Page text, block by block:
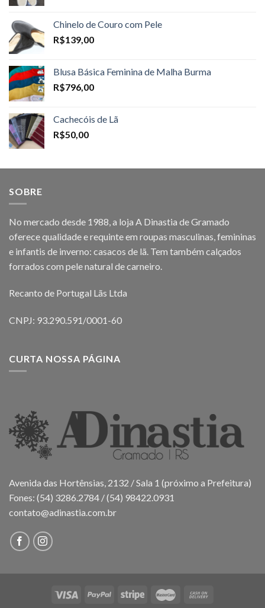
Chinelo de Couro com Pele
R$139,00
Blusa Básica Feminina de Malha Burma
R$796,00
Cachecóis de Lã
R$50,00
SOBRE
No mercado desde 1988, a loja A Dinastia de Gramado
oferece qualidade e requinte em roupas masculinas, femininas
e infantis de inverno: casacos de lã. Tem também calçados
forrados com pele natural de carneiro.
Recanto de Portugal Lãs Ltda
CNPJ: 93.290.591/0001-60
CURTA NOSSA PÁGINA
Avenida das Hortênsias, 2132 / Sala 1 (próximo a Prefeitura)
Fones: (54) 3286.2784 / (54) 98422.0931
contato@adinastia.com.br